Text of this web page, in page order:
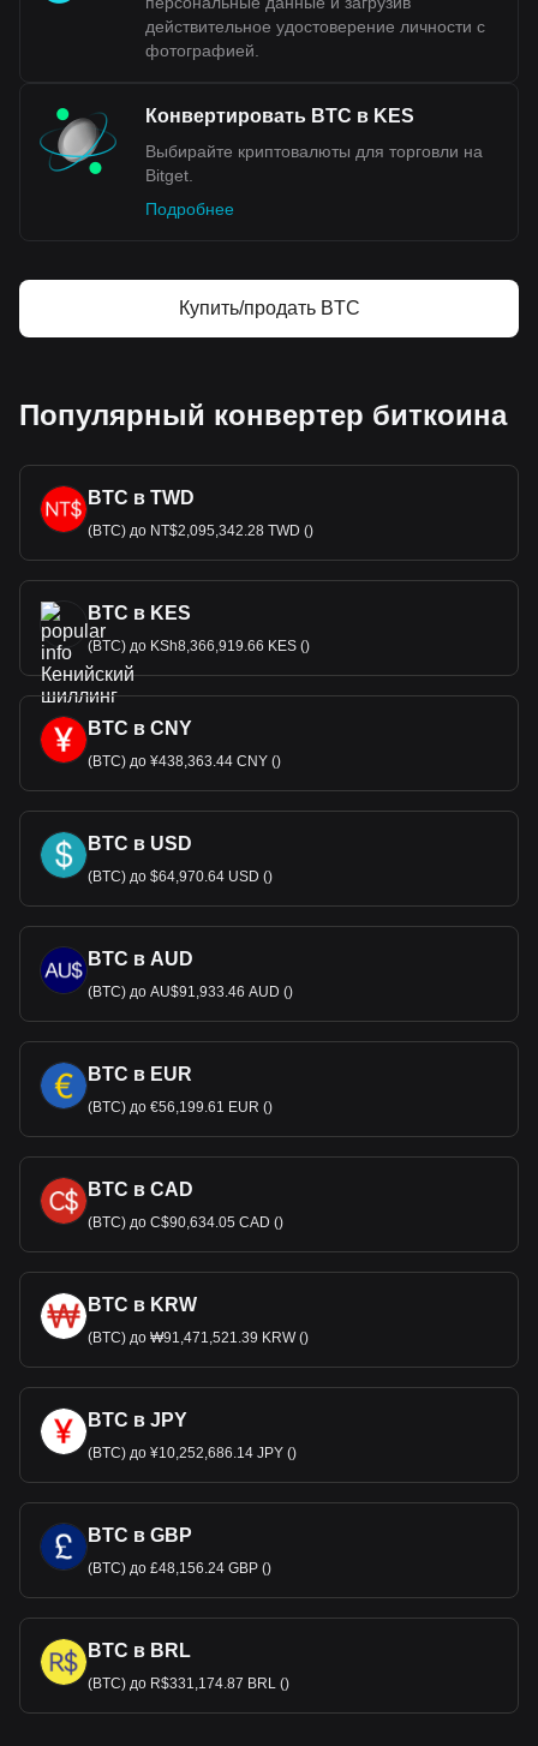
действительное удостоверение личности с
фотографией.
Конвертировать BTC в KES
Выбирайте криптовалюты для торговли на
Bitget.
Подробнее
Купить/продать BTC
Популярный конвертер биткоина
BTC в TWD
(BTC) до NT$2,095,342.28 TWD ()
BTC в KES
(BTC) до KSh8,366,919.66 KES ()
BTC в CNY
(BTC) до ¥438,363.44 CNY ()
BTC в USD
(BTC) до $64,970.64 USD ()
BTC в AUD
(BTC) до AU$91,933.46 AUD ()
BTC в EUR
(BTC) до €56,199.61 EUR ()
BTC в CAD
(BTC) до C$90,634.05 CAD ()
BTC в KRW
(BTC) до ₩91,471,521.39 KRW ()
BTC в JPY
(BTC) до ¥10,252,686.14 JPY ()
BTC в GBP
(BTC) до £48,156.24 GBP ()
BTC в BRL
(BTC) до R$331,174.87 BRL ()